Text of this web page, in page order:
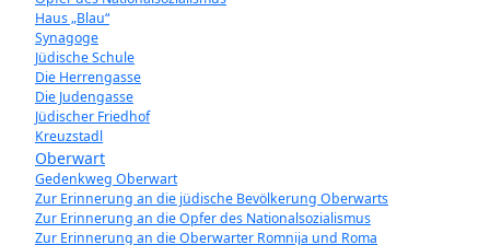
Haus „Blau“
Synagoge
Jüdische Schule
Die Herrengasse
Die Judengasse
Jüdischer Friedhof
Kreuzstadl
Oberwart
Gedenkweg Oberwart
Zur Erinnerung an die jüdische Bevölkerung Oberwarts
Zur Erinnerung an die Opfer des Nationalsozialismus
Zur Erinnerung an die Oberwarter Romnija und Roma